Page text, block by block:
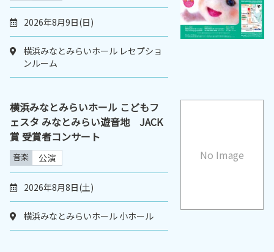
2026年8月9日(日)
横浜みなとみらいホール レセプショ
ンルーム
No Image
横浜みなとみらいホール こどもフ
ェスタ みなとみらい遊音地 JACK
賞 受賞者コンサート
音楽 公演
2026年8月8日(土)
横浜みなとみらいホール 小ホール